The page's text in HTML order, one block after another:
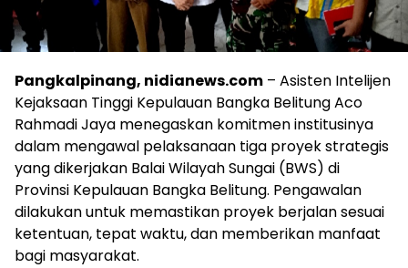
Pangkalpinang, nidianews.com – Asisten Intelijen
Kejaksaan Tinggi Kepulauan Bangka Belitung Aco
Rahmadi Jaya menegaskan komitmen institusinya
dalam mengawal pelaksanaan tiga proyek strategis
yang dikerjakan Balai Wilayah Sungai (BWS) di
Provinsi Kepulauan Bangka Belitung. Pengawalan
dilakukan untuk memastikan proyek berjalan sesuai
ketentuan, tepat waktu, dan memberikan manfaat
bagi masyarakat.